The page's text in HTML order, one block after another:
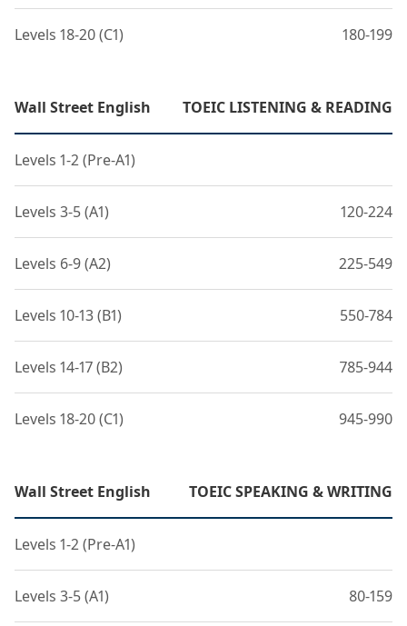
Levels 18-20 (C1) 180-199
Wall Street English TOEIC LISTENING & READING
Levels 1-2 (Pre-A1)
Levels 3-5 (A1) 120-224
Levels 6-9 (A2) 225-549
Levels 10-13 (B1) 550-784
Levels 14-17 (B2) 785-944
Levels 18-20 (C1) 945-990
Wall Street English TOEIC SPEAKING & WRITING
Levels 1-2 (Pre-A1)
Levels 3-5 (A1) 80-159